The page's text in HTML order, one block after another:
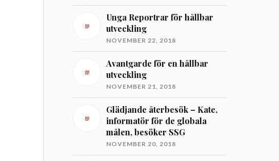
Unga Reportrar för hållbar
utveckling
NOVEMBER 22, 2018
Avantgarde för en hållbar
utveckling
NOVEMBER 21, 2018
Glädjande återbesök – Kate,
informatör för de globala
målen, besöker SSG
NOVEMBER 20, 2018